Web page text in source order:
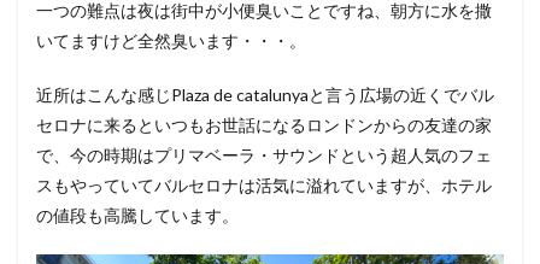
一つの難点は夜は街中が小便臭いことですね、朝方に水を撒
いてますけど全然臭います・・・。
近所はこんな感じPlaza de catalunyaと言う広場の近くでバル
セロナに来るといつもお世話になるロンドンからの友達の家
で、今の時期はプリマベーラ・サウンドという超人気のフェ
スもやっていてバルセロナは活気に溢れていますが、ホテル
の値段も高騰しています。